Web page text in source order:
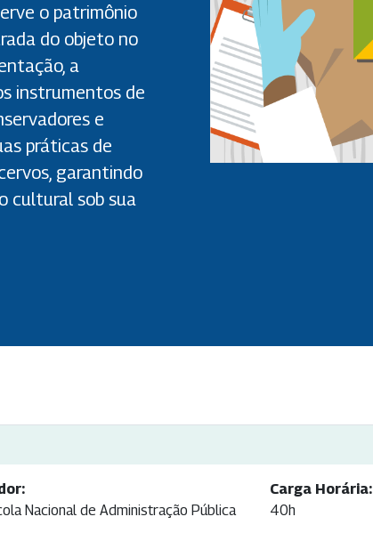
o patrimônio
do objeto no
a
instrumentos de
e
práticas de
garantindo
cultural sob sua
Nacional de Administração Pública
Carga Horária:
40h